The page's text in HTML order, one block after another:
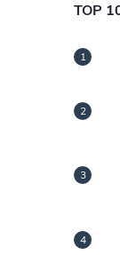
TOP